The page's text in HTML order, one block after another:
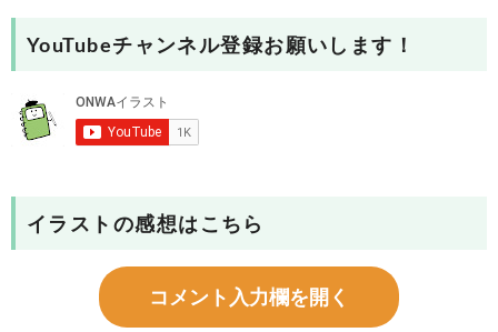
YouTubeチャンネル登録お願いします！
イラストの感想はこちら
コメント入力欄を開く